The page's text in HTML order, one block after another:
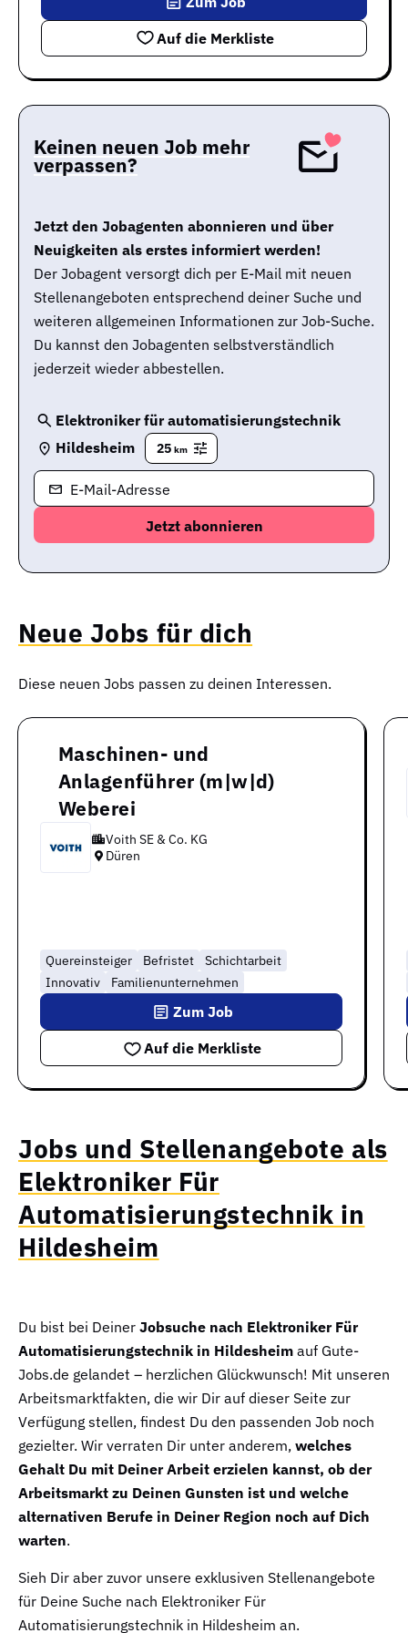
Auf die Merkliste
Keinen neuen Job mehr
verpassen?
Jetzt den Jobagenten abonnieren und über
Neuigkeiten als erstes informiert werden!
Der Jobagent versorgt dich per E-Mail mit neuen
Stellenangeboten entsprechend deiner Suche und
weiteren allgemeinen Informationen zur Job-Suche.
Du kannst den Jobagenten selbstverständlich
jederzeit wieder abbestellen.
Elektroniker für automatisierungstechnik
Hildesheim
25 km
E-Mail-Adresse
Neue Jobs für dich
Diese neuen Jobs passen zu deinen Interessen.
Maschinen- und
Anlagenführer (m|w|d)
Weberei
Voith SE & Co. KG
Düren
Quereinsteiger Befristet
Schichtarbeit
Innovativ
Familienunternehmen
Auf die Merkliste
Zum Job
Jobs und Stellenangebote als
Elektroniker Für
Automatisierungstechnik in
Hildesheim
Du bist bei Deiner Jobsuche nach Elektroniker Für
Automatisierungstechnik in Hildesheim auf Gute-
Jobs.de gelandet – herzlichen Glückwunsch! Mit unseren
Arbeitsmarktfakten, die wir Dir auf dieser Seite zur
Verfügung stellen, findest Du den passenden Job noch
gezielter. Wir verraten Dir unter anderem, welches
Gehalt Du mit Deiner Arbeit erzielen kannst, ob der
Arbeitsmarkt zu Deinen Gunsten ist und welche
alternativen Berufe in Deiner Region noch auf Dich
warten.
Sieh Dir aber zuvor unsere exklusiven Stellenangebote
für Deine Suche nach Elektroniker Für
Automatisierungstechnik in Hildesheim an.